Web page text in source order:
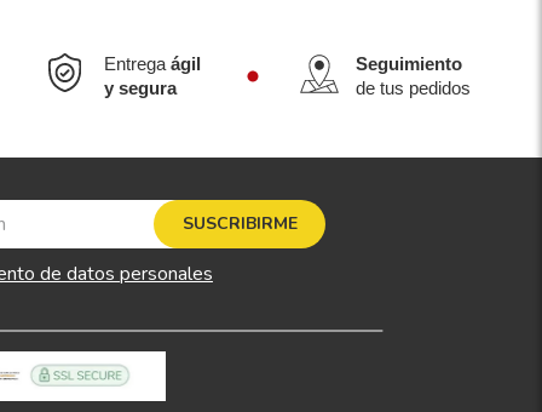
Entregaágil
y segura
Seguimiento
de tus pedidos
SUSCRIBIRME
de datos personales